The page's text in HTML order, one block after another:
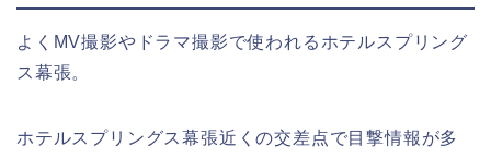
よくMV撮影やドラマ撮影で使われるホテルスプリング
ス幕張。
ホテルスプリングス幕張近くの交差点で目撃情報が多